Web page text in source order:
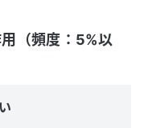
用（頻度：5%以